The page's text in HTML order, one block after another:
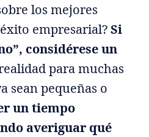
los mejores
empresarial?Si
considérese un
para muchas
sean pequeñas o
un tiempo
averiguar qué